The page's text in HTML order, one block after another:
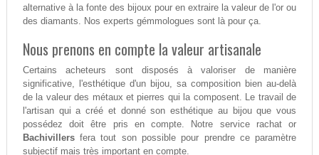
alternative à la fonte des bijoux pour en extraire la valeur de l'or ou
des diamants. Nos experts gémmologues sont là pour ça.
Nous prenons en compte la valeur artisanale
Certains acheteurs sont disposés à valoriser de manière
significative, l'esthétique d'un bijou, sa composition bien au-delà
de la valeur des métaux et pierres qui la composent. Le travail de
l'artisan qui a créé et donné son esthétique au bijou que vous
possédez doit être pris en compte. Notre service rachat or
Bachivillersfera tout son possible pour prendre ce paramètre
subjectif mais très important en compte.